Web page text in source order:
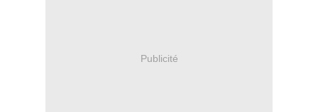
Publicité